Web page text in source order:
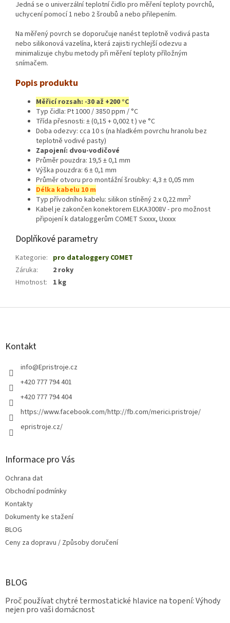
Jedná se o univerzální teplotní čidlo pro měření teploty povrchů,
uchycení pomocí 1 nebo 2 šroubů a nebo přilepením.
Na měřený povrch se doporučuje nanést teplotně vodivá pasta
nebo silikonová vazelína, která zajisti rychlejší odezvu a
minimalizuje chybu metody při měření teploty příložným
snímačem.
Popis produktu
Měřicí rozsah: -30 až +200 °C
Typ čidla: Pt 1000 / 3850 ppm / °C
Třída přesnosti: ± (0,15 + 0,002 t ) ve °C
Doba odezvy: cca 10 s (na hladkém povrchu hranolu bez
teplotně vodivé pasty)
Zapojení: dvou-vodičové
Průměr pouzdra: 19,5 ± 0,1 mm
Výška pouzdra: 6 ± 0,1 mm
Průměr otvoru pro montážní šroubky: 4,3 ± 0,05 mm
Délka kabelu 10 m
Typ přívodního kabelu: silikon stíněný 2 x 0,22 mm2
Kabel je zakončen konektorem ELKA3008V - pro možnost
připojení k dataloggerům COMET Sxxxx, Uxxxx
Doplňkové parametry
Kategorie: pro dataloggery COMET
Záruka:
2 roky
Hmotnost: 1 kg
Z
Kontakt
info@Epristroje.cz
+420 777 794 401
+420 777 794 404
https://www.facebook.com/http://fb.com/merici.pristroje/
epristroje.cz/
Informace pro Vás
Ochrana dat
Obchodní podmínky
Kontakty
Dokumenty ke stažení
BLOG
Ceny za dopravu / Způsoby doručení
BLOG
Proč používat chytré termostatické hlavice na topení: Výhody
nejen pro vaši domácnost